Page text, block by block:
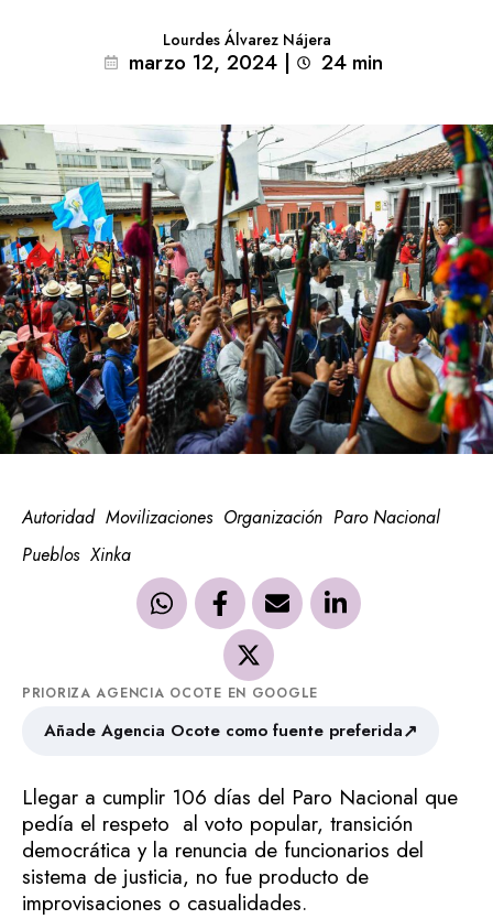
Lourdes Álvarez Nájera
marzo 12, 2024 | 24 min
Autoridad Movilizaciones Organización Paro Nacional
Pueblos Xinka
PRIORIZA AGENCIA OCOTE EN GOOGLE
Añade Agencia Ocote como fuente preferida↗
Llegar a cumplir 106 días del Paro Nacional que
pedía el respeto al voto popular, transición
democrática y la renuncia de funcionarios del
sistema de justicia, no fue producto de
improvisaciones o casualidades.